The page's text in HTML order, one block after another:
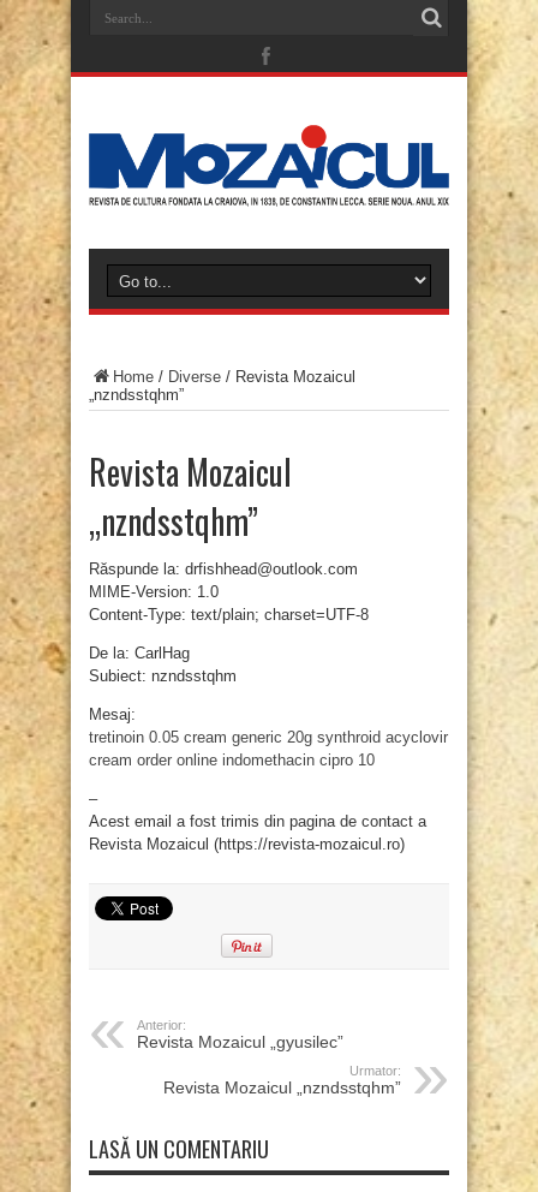
Home / Diverse / Revista Mozaicul
„nzndsstqhm”
Revista Mozaicul
„nzndsstqhm”
Răspunde la: drfishhead@outlook.com
MIME-Version: 1.0
Content-Type: text/plain; charset=UTF-8
De la: CarlHag
Subiect: nzndsstqhm
Mesaj:
tretinoin 0.05 cream generic 20g synthroid acyclovir
cream order online indomethacin cipro 10
–
Acest email a fost trimis din pagina de contact a
Revista Mozaicul (https://revista-mozaicul.ro)
Anterior:
Revista Mozaicul „gyusilec”
Urmator:
Revista Mozaicul „nzndsstqhm”
LASĂ UN COMENTARIU